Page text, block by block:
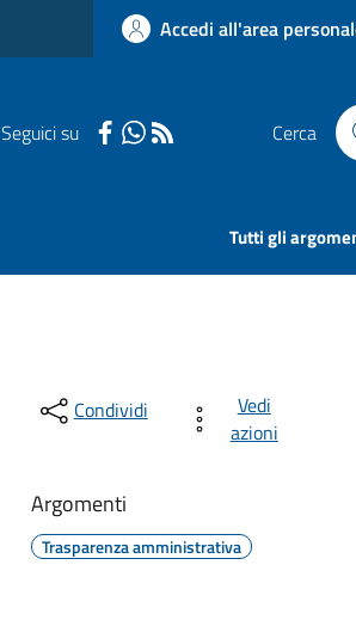
Accedi all'area
Seguici su Cerca
Tutti gli
Condividi
Vedi
azioni
Argomenti
Trasparenza amministrativa